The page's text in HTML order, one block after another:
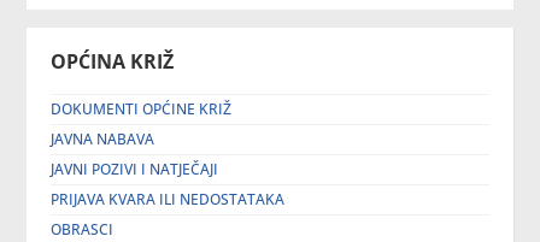
OPĆINA KRIŽ
DOKUMENTI OPĆINE KRIŽ
JAVNA NABAVA
JAVNI POZIVI I NATJEČAJI
PRIJAVA KVARA ILI NEDOSTATAKA
OBRASCI